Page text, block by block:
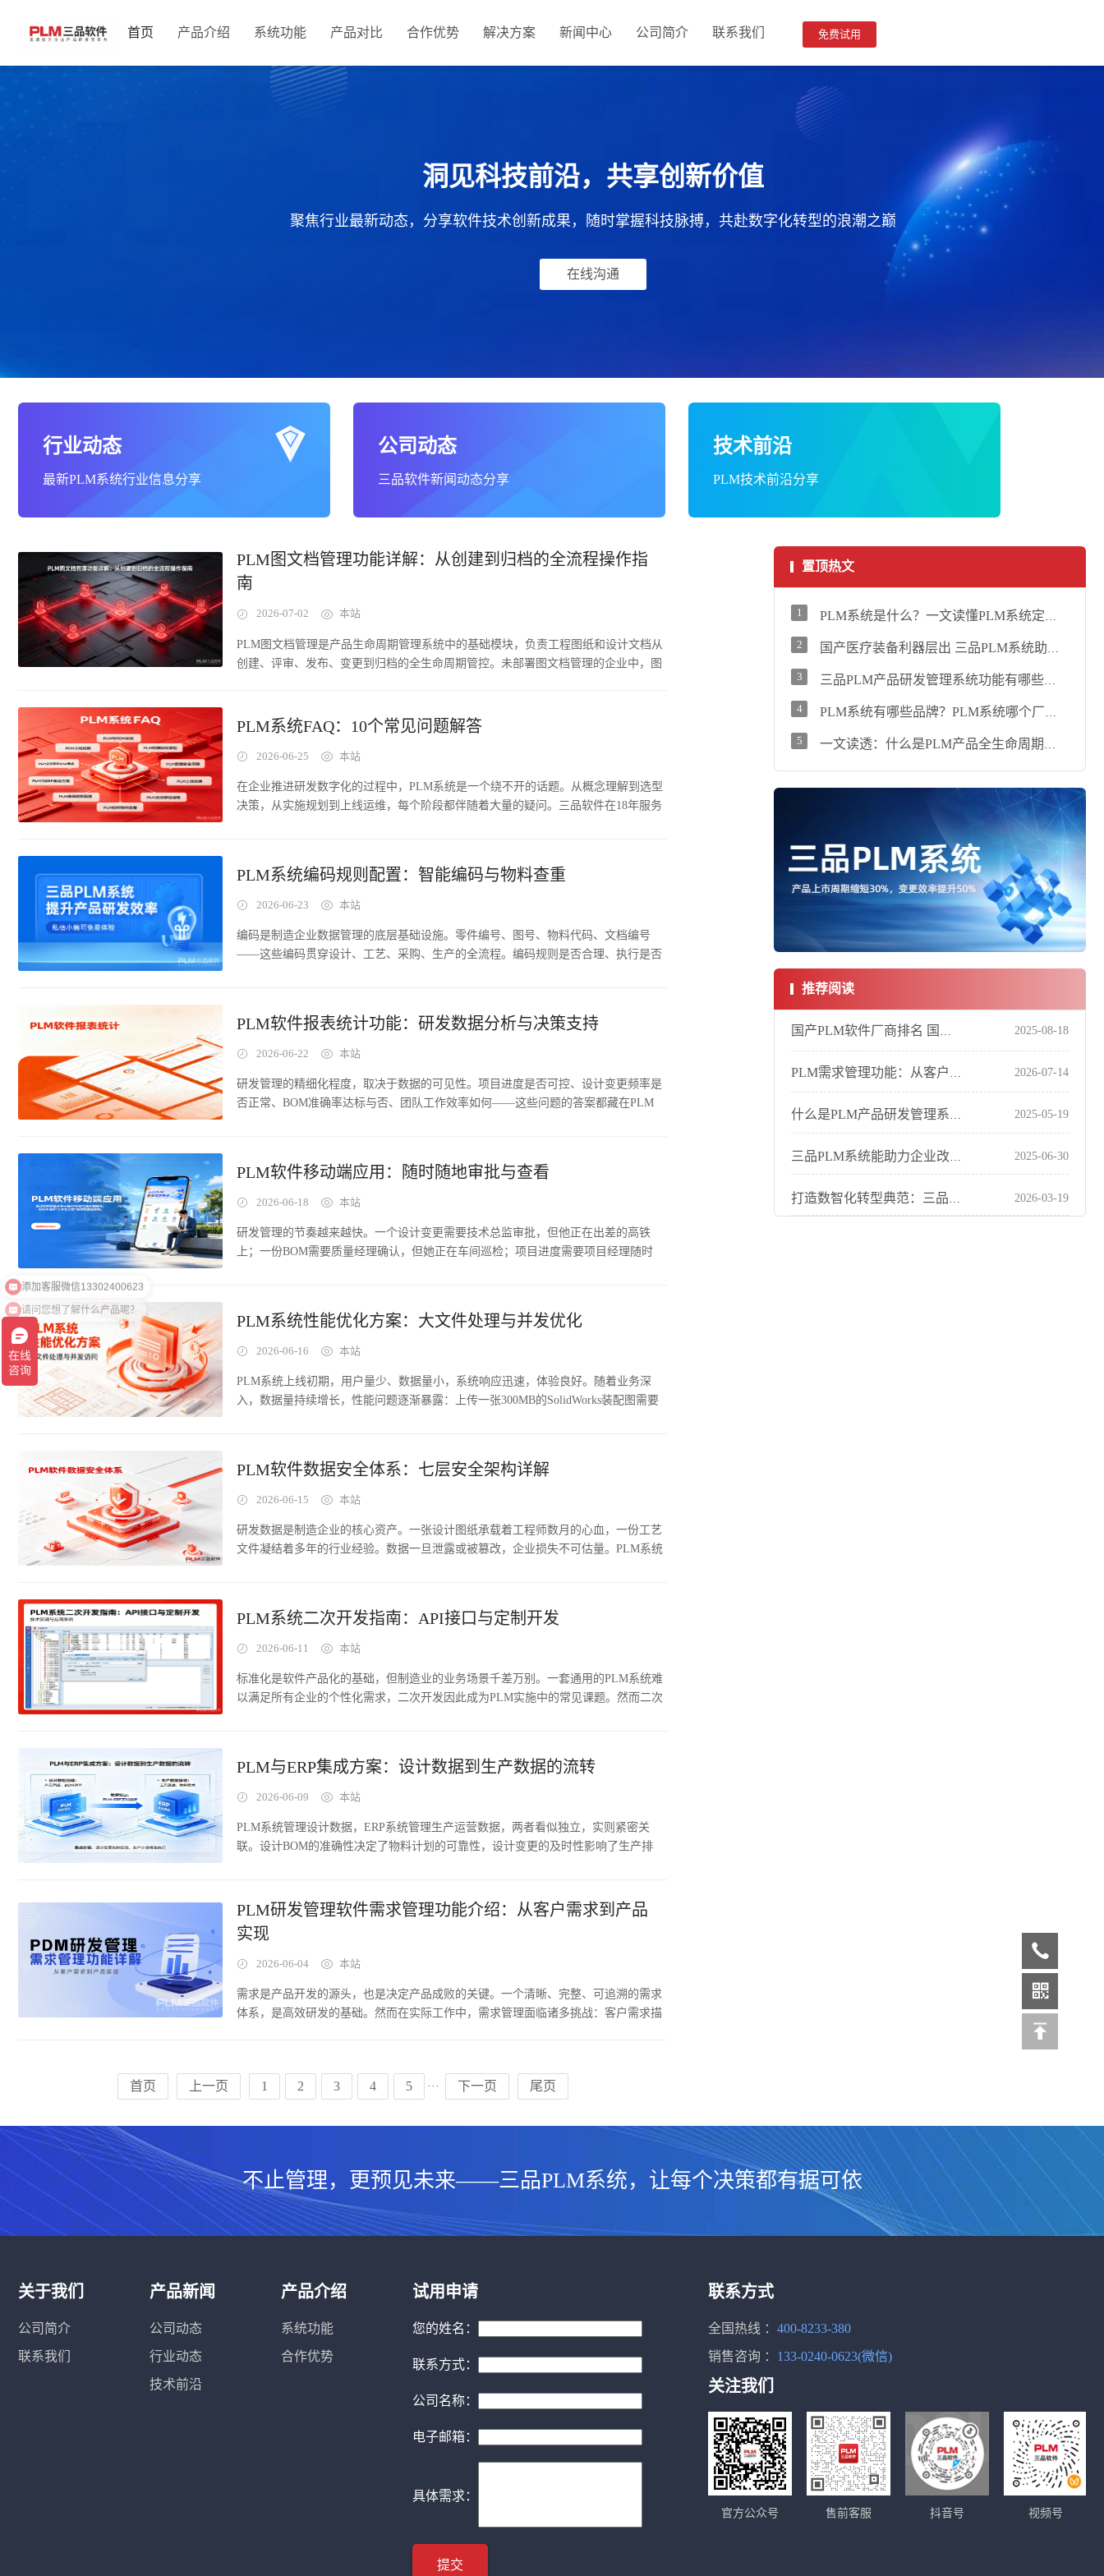
首页 产品介绍 系统功能 产品对比 合作优势 解决方案 新闻中心 公司简介 联系我们 免费试用
洞见科技前沿，共享创新价值
聚焦行业最新动态，分享软件技术创新成果，随时掌握科技脉搏，共赴数字化转型的浪潮之巅
在线沟通
行业动态
最新PLM系统行业信息分享
公司动态
三品软件新闻动态分享
技术前沿
PLM技术前沿分享
PLM图文档管理功能详解：从创建到归档的全流程操作指
南
2026-07-02 本站
PLM图文档管理是产品生命周期管理系统中的基础模块，负责工程图纸和设计文档从
创建、评审、发布、变更到归档的全生命周期管控。未部署图文档管理的企业中，图
过集中存储、版本控制、流程审批、权限管控四项机制，解决上述问题。
PLM系统FAQ：10个常见问题解答
2026-06-25 本站
在企业推进研发数字化的过程中，PLM系统是一个绕不开的话题。从概念理解到选型
决策，从实施规划到上线运维，每个阶段都伴随着大量的疑问。三品软件在18年服务
PLM系统编码规则配置：智能编码与物料查重
2026-06-23 本站
编码是制造企业数据管理的底层基础设施。零件编号、图号、物料代码、文档编号
——这些编码贯穿设计、工艺、采购、生产的全流程。编码规则是否合理、执行是否
同物料），约71%的编码不符合企业规定的命名规范。这些问题在数据量较小时不易
察觉，但随着PLM系统中数据量增长至数万甚至数十万条，编码混乱的后果逐渐放
ERP与PLM编码不一致导致系统对接困难。编码规则配置和物料查重，是PLM软件解
决这一基础问题的关键功能。
PLM软件报表统计功能：研发数据分析与决策支持
2026-06-22 本站
研发管理的精细化程度，取决于数据的可见性。项目进度是否可控、设计变更频率是
否正常、BOM准确率达标与否、团队工作效率如何——这些问题的答案都藏在PLM
旨在将沉睡的数据转化为可见的洞察。预置的统计报表覆盖项目管理、变更管理、数
据质量、团队绩效等维度，管理者可实时获取关键指标，支撑业务决策。
PLM软件移动端应用：随时随地审批与查看
2026-06-18 本站
研发管理的节奏越来越快。一个设计变更需要技术总监审批，但他正在出差的高铁
上；一份BOM需要质量经理确认，但她正在车间巡检；项目进度需要项目经理随时
批周期的42%。移动端应用正在改变这一状况。通过手机或平板，管理者可在任何地
点完成审批、查看数据、跟踪项目，流程不再因人不在工位而停滞。
PLM系统性能优化方案：大文件处理与并发优化
2026-06-16 本站
PLM系统上线初期，用户量少、数据量小，系统响应迅速，体验良好。随着业务深
入，数据量持续增长，性能问题逐渐暴露：上传一张300MB的SolidWorks装配图需要
件处理和并发访问，是PLM系统性能优化的两大核心课题。本文从技术原理出发，分
析性能瓶颈的成因，提供系统化的优化方案。
PLM软件数据安全体系：七层安全架构详解
2026-06-15 本站
研发数据是制造企业的核心资产。一张设计图纸承载着工程师数月的心血，一份工艺
文件凝结着多年的行业经验。数据一旦泄露或被篡改，企业损失不可估量。PLM系统
建，形成纵深防御。PLM软件的数据安全体系通常包含七个层次：身份认证、访问授
权、数据加密、传输保护、操作审计、备份恢复、安全监控。
PLM系统二次开发指南：API接口与定制开发
2026-06-11 本站
标准化是软件产品化的基础，但制造业的业务场景千差万别。一套通用的PLM系统难
以满足所有企业的个性化需求，二次开发因此成为PLM实施中的常见课题。然而二次
PLM与ERP集成方案：设计数据到生产数据的流转
2026-06-09 本站
PLM系统管理设计数据，ERP系统管理生产运营数据，两者看似独立，实则紧密关
联。设计BOM的准确性决定了物料计划的可靠性，设计变更的及时性影响了生产排
层，成为制约制造企业运营效率的关键瓶颈。行业调研显示，PLM与ERP数据不同步
导致的问题占生产异常总量的23%，物料计划偏差占16%，紧急插单处理周期延长占
11%。集成，已成为制造企业数字化绕不开的课题。
PLM研发管理软件需求管理功能介绍：从客户需求到产品
实现
2026-06-04 本站
需求是产品开发的源头，也是决定产品成败的关键。一个清晰、完整、可追溯的需求
体系，是高效研发的基础。然而在实际工作中，需求管理面临诸多挑战：客户需求描
需求被准确理解、有效传递、全程追溯。
首页 上一页 1 2 3 4 5 ··· 下一页 尾页
置顶热文
1 PLM系统是什么？一文读懂PLM系统定义、核心功能、适用行业及商业价值
2 国产医疗装备利器层出 三品PLM系统助力国产医疗设备研发管理新范式
3 三品PLM产品研发管理系统功能有哪些？三品PLM系统核心功能解析
4 PLM系统有哪些品牌？PLM系统哪个厂家好？
5 一文读透：什么是PLM产品全生命周期管理系统？
推荐阅读
国产PLM软件厂商排名 国产PLM软件厂商实力解析 2025-08-18
PLM需求管理功能：从客户需求到产品实现的闭环管理 2026-07-14
什么是PLM产品研发管理系统？PLM研发管理系统介绍、功能及优势 2025-05-19
三品PLM系统能助力企业改善哪些内容？全面解析三品PLM系统优势 2025-06-30
打造数智化转型典范：三品软件汽车零部件行业数字化转型标杆案例 2026-03-19
不止管理，更预见未来——三品PLM系统，让每个决策都有据可依
关于我们
公司简介
联系我们
产品新闻
公司动态
行业动态
技术前沿
产品介绍
系统功能
合作优势
试用申请
您的姓名：
联系方式：
公司名称：
电子邮箱：
具体需求：
提交
联系方式
全国热线 ： 400-8233-380
销售咨询 ： 133-0240-0623(微信)
关注我们
官方公众号 售前客服 抖音号 视频号
请问您想了解什么产品呢？